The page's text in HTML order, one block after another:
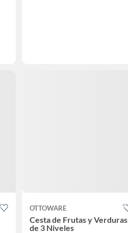
OTTOWARE
Cesta de Frutas y Verduras
de 3 Niveles